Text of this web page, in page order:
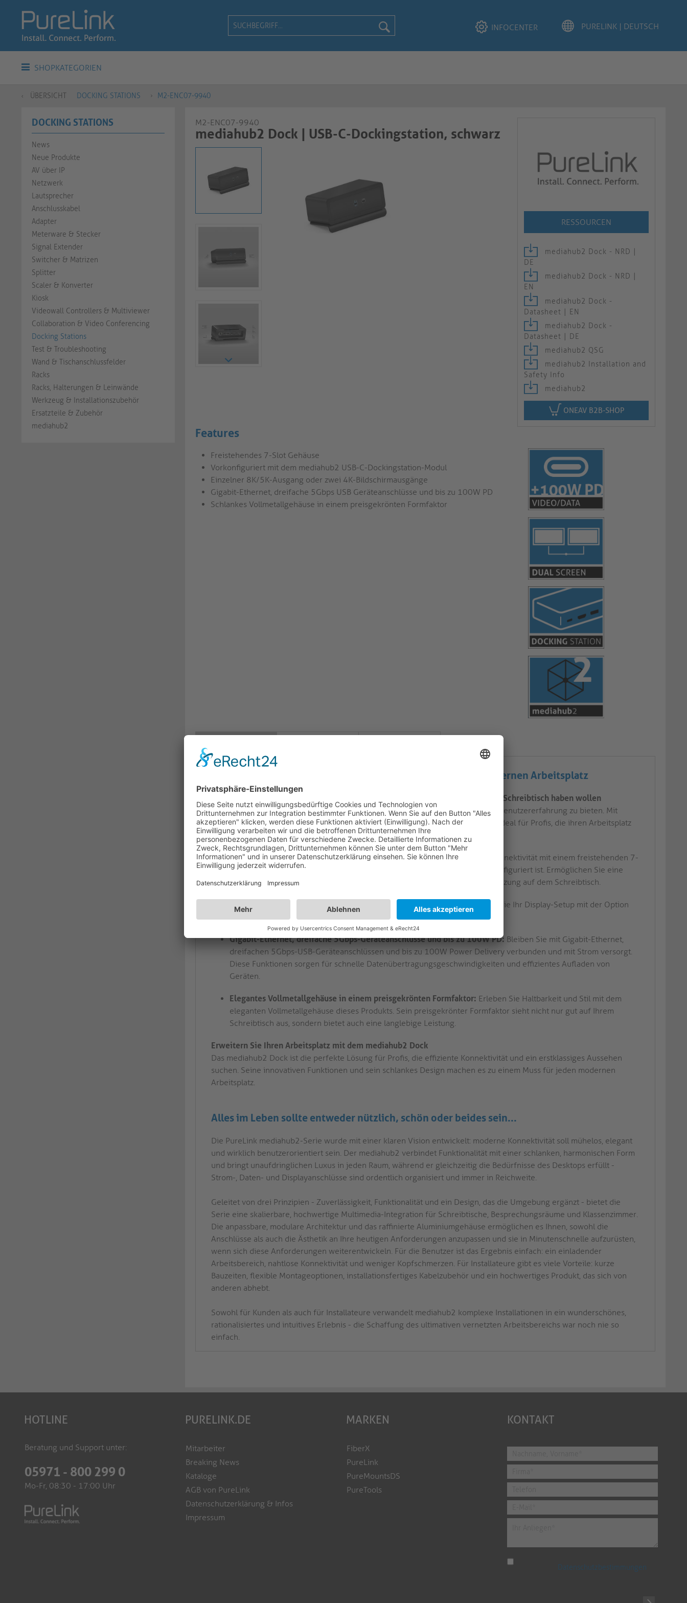
INFOCENTER
SHOPKATEGORIEN
ÜBERSICHT DOCKING STATIONS M2-ENC07-9940
DOCKING STATIONS
News
Neue Produkte
AV über IP
Netzwerk
Lautsprecher
Anschlusskabel
Adapter
Meterware & Stecker
Signal Extender
Switcher & Matrizen
Splitter
Scaler & Konverter
Kiosk
Videowall Controllers & Multiviewer
Collaboration & Video Conferencing
Docking Stations
Test & Troubleshooting
Wand & Tischanschlussfelder
Racks
Racks, Halterungen & Leinwände
Werkzeug & Installationszubehör
Ersatzteile & Zubehör
mediahub2
M2-ENC07-9940
mediahub2 Dock | USB-C-Dockingstation, schwarz
RESSOURCEN
mediahub2 Dock - NRD |
DE
mediahub2 Dock - NRD |
EN
mediahub2 Dock -
Datasheet | EN
mediahub2 Dock -
Datasheet | DE
mediahub2 QSG
mediahub2 Installation and
Safety Info
mediahub2
ONEAV B2B-SHOP
Features
Freistehendes 7-Slot Gehäuse
Vorkonfiguriert mit dem mediahub2 USB-C-Dockingstation-Modul
Einzelner 8K/5K-Ausgang oder zwei 4K-Bildschirmausgänge
Gigabit-Ethernet, dreifache 5Gbps USB Geräteanschlüsse und bis zu 100W PD
Schlankes Vollmetallgehäuse in einem preisgekrönten Formfaktor
mediahub2 Dock - Eine Designer-Docking-Lösung für den modernen Arbeitsplatz
mediahub2 Dock USB-C Docking Station: Das Dock, das Sie wirklich auf Ihrem Schreibtisch haben wollen
Das mediahub2 Dock wurde entwickelt, um eine nahtlose und dennoch stilvolle Benutzererfahrung zu bieten. Mit
seinen innovativen Funktionen und seinem schlanken Design ist dieses Produkt ideal für Profis, die ihren Arbeitsplatz
aufwerten wollen.
mediahub2 USB-C Docking Station Module:Genießen Sie problemlose Konnektivität mit einem freistehenden 7-
Slot-Gehäuse, das mit dem mediahub2 USB-C Docking Station Modul vorkonfiguriert ist. Ermöglichen Sie eine
einfache Verbindung zu allen Geräten und sorgen Sie für eine effiziente Nutzung auf dem Schreibtisch.
Ein einzelner 8K/5K-Ausgang oder zwei 4K-Bildschirmausgänge:
Passen Sie Ihr Display-Setup mit der Option
für einen einzelnen 8K/5K-Ausgang oder zwei 4K-Bildschirmausgänge an.
Gigabit-Ethernet, dreifache 5Gbps-Geräteanschlüsse und bis zu 100W PD: Bleiben Sie mit Gigabit-Ethernet,
dreifachen 5Gbps-USB-Geräteanschlüssen und bis zu 100W Power Delivery verbunden und mit Strom versorgt.
Diese Funktionen sorgen für schnelle Datenübertragungsgeschwindigkeiten und effizientes Aufladen von
Geräten.
Elegantes Vollmetallgehäuse in einem preisgekrönten Formfaktor: Erleben Sie Haltbarkeit und Stil mit dem
eleganten Vollmetallgehäuse dieses Produkts. Sein preisgekrönter Formfaktor sieht nicht nur gut auf Ihrem
Schreibtisch aus, sondern bietet auch eine langlebige Leistung.
Erweitern Sie Ihren Arbeitsplatz mit dem mediahub2 Dock
Das mediahub2 Dock ist die perfekte Lösung für Profis, die effiziente Konnektivität und ein erstklassiges Aussehen
suchen. Seine innovativen Funktionen und sein schlankes Design machen es zu einem Muss für jeden modernen
Arbeitsplatz.
Alles im Leben sollte entweder nützlich, schön oder beides sein...
Die PureLink mediahub2-Serie wurde mit einer klaren Vision entwickelt: moderne Konnektivität soll mühelos, elegant
und wirklich benutzerorientiert sein. Der mediahub2 verbindet Funktionalität mit einer schlanken, harmonischen Form
und bringt unaufdringlichen Luxus in jeden Raum, während er gleichzeitig die Bedürfnisse des Desktops erfüllt -
Strom-, Daten- und Displayanschlüsse sind ordentlich organisiert und immer in Reichweite.
Geleitet von drei Prinzipien - Zuverlässigkeit, Funktionalität und ein Design, das die Umgebung ergänzt - bietet die
Serie eine skalierbare, hochwertige Multimedia-Integration für Schreibtische, Besprechungsräume und Klassenzimmer.
Die anpassbare, modulare Architektur und das raffinierte Aluminiumgehäuse ermöglichen es Ihnen, sowohl die
Anschlüsse als auch die Ästhetik an Ihre heutigen Anforderungen anzupassen und sie in Minutenschnelle aufzurüsten,
wenn sich diese Anforderungen weiterentwickeln. Für die Benutzer ist das Ergebnis einfach: ein einladender
Arbeitsbereich, nahtlose Konnektivität und weniger Kopfschmerzen. Für Installateure gibt es viele Vorteile: kurze
Bauzeiten, flexible Montageoptionen, installationsfertiges Kabelzubehör und ein hochwertiges Produkt, das sich von
anderen abhebt.
Sowohl für Kunden als auch für Installateure verwandelt mediahub2 komplexe Installationen in ein wunderschönes,
rationalisiertes und intuitives Erlebnis - die Schaffung des ultimativen vernetzten Arbeitsbereichs war noch nie so
einfach.
HOTLINE
Beratung und Support unter:
05971 - 800 299 0
Mo-Fr, 08:30 - 17:00 Uhr
PURELINK.DE
Mitarbeiter
Breaking News
Kataloge
AGB von PureLink
Datenschutzerklärung & Infos
Impressum
MARKEN
FiberX
PureLink
PureMountsDS
PureTools
KONTAKT
Datenschutzbestimmungen